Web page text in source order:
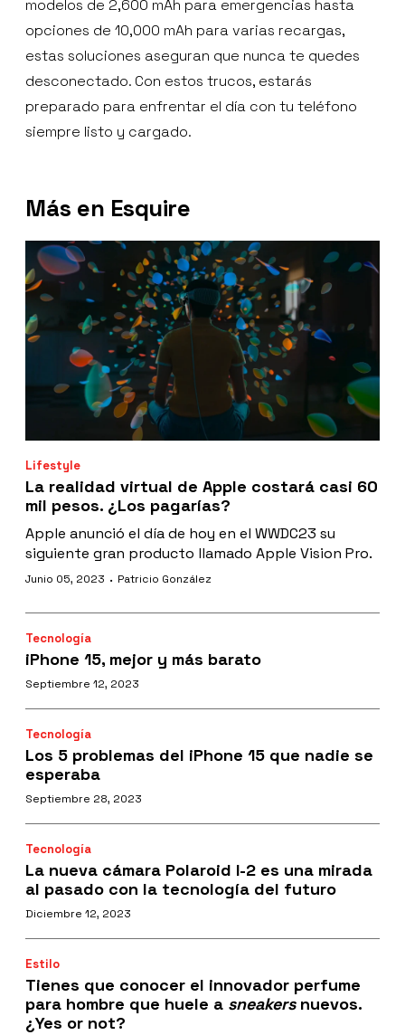
modelos de 2,600 mAh para emergencias hasta
opciones de 10,000 mAh para varias recargas,
estas soluciones aseguran que nunca te quedes
desconectado. Con estos trucos, estarás
preparado para enfrentar el día con tu teléfono
siempre listo y cargado.
Más en Esquire
Lifestyle
La realidad virtual de Apple costará casi 60
mil pesos. ¿Los pagarías?
Apple anunció el día de hoy en el WWDC23 su
siguiente gran producto llamado Apple Vision Pro.
Junio 05, 2023 · Patricio González
Tecnología
iPhone 15, mejor y más barato
Septiembre 12, 2023
Tecnología
Los 5 problemas del iPhone 15 que nadie se
esperaba
Septiembre 28, 2023
Tecnología
La nueva cámara Polaroid I-2 es una mirada
al pasado con la tecnología del futuro
Diciembre 12, 2023
Estilo
Tienes que conocer el innovador perfume
para hombre que huele a sneakersnuevos.
¿Yes or not?